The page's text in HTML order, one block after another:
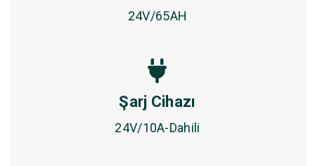
24V/65AH
Şarj Cihazı
24V/10A-Dahili